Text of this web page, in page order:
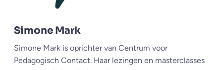
Simone Mark
Simone Mark is oprichter van Centrum voor
Pedagogisch Contact. Haar lezingen en masterclasses